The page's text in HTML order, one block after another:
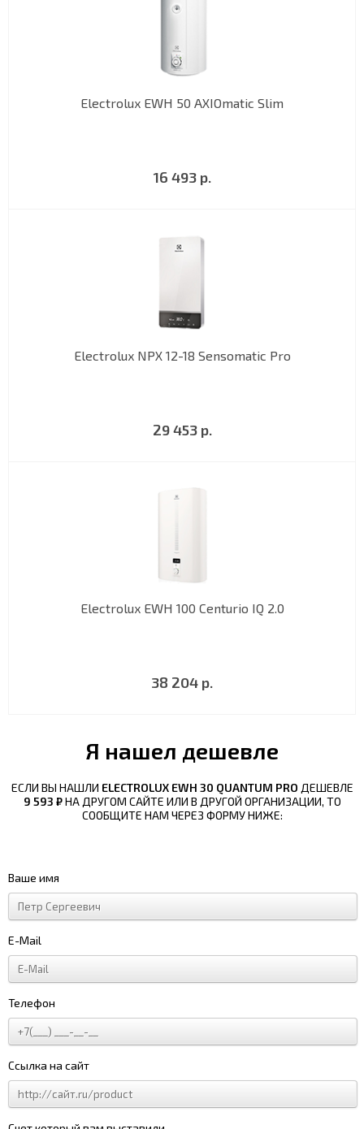
Electrolux EWH 50 AXIOmatic Slim
16 493 р.
Electrolux NPX 12-18 Sensomatic Pro
29 453 р.
Electrolux EWH 100 Centurio IQ 2.0
38 204 р.
Я нашел дешевле
ЕСЛИ ВЫ НАШЛИ ELECTROLUX EWH 30 QUANTUM PRO ДЕШЕВЛЕ
9 593 ₽НА ДРУГОМ САЙТЕ ИЛИ В ДРУГОЙ ОРГАНИЗАЦИИ, ТО
СООБЩИТЕ НАМ ЧЕРЕЗ ФОРМУ НИЖЕ:
Ваше имя
E-Mail
Телефон
Ссылка на сайт